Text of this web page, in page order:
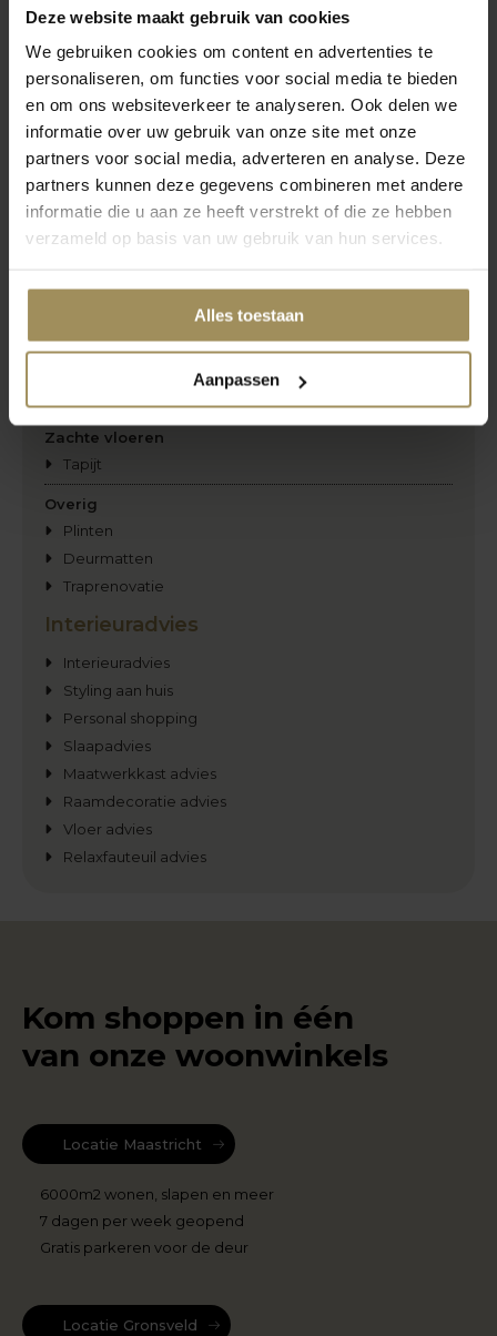
Deze website maakt gebruik van cookies
We gebruiken cookies om content en advertenties te
personaliseren, om functies voor social media te bieden
en om ons websiteverkeer te analyseren. Ook delen we
informatie over uw gebruik van onze site met onze
partners voor social media, adverteren en analyse. Deze
partners kunnen deze gegevens combineren met andere
informatie die u aan ze heeft verstrekt of die ze hebben
verzameld op basis van uw gebruik van hun services.
Alles toestaan
Aanpassen
Shutters
Verticale lamellen
Insectenwering
Smart bediening
Vloeren
Harde vloeren
Marmoleum
Zachte vloeren
Tapijt
Overig
Plinten
Deurmatten
Traprenovatie
Interieuradvies
Interieuradvies
Styling aan huis
Personal shopping
Slaapadvies
Maatwerkkast advies
Raamdecoratie advies
Vloer advies
Relaxfauteuil advies
Kom shoppen in één
van onze woonwinkels
Locatie Maastricht
6000m2 wonen, slapen en meer
7 dagen per week geopend
Gratis parkeren voor de deur
Locatie Gronsveld